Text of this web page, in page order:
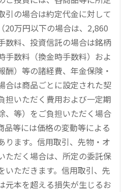
引の場合は約定代金に対して
20万円以下の場合は、2,860
数料、投資信託の場合は銘柄
手数料（換金時手数料）およ
酬）等の諸経費、年金保険・
合は商品ごとに設定された契
担いただく費用および一定期
、等）をご負担いただく場合
品等には価格の変動等による
ります。信用取引、先物・オ
ただく場合は、所定の委託保
いただきます。信用取引、先
元本を超える損失が生じるお